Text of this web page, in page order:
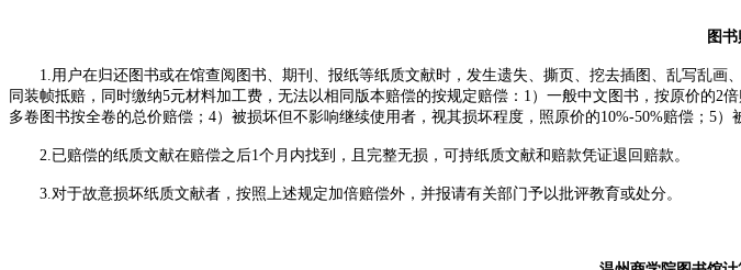
图
1.用户在归还图书或在馆查阅图书、期刊、报纸等纸质文献时，发生遗失、撕页、挖去插图、乱写乱画
同装帧抵赔，同时缴纳5元材料加工费，无法以相同版本赔偿的按规定赔偿：1）一般中文图书，按原价的
多卷图书按全卷的总价赔偿；4）被损坏但不影响继续使用者，视其损坏程度，照原价的10%-50%赔偿；5
2.已赔偿的纸质文献在赔偿之后1个月内找到，且完整无损，可持纸质文献和赔款凭证退回赔款。
3.对于故意损坏纸质文献者，按照上述规定加倍赔偿外，并报请有关部门予以批评教育或处分。